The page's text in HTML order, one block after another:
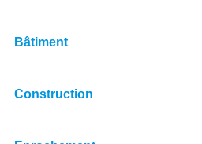
Bâtiment
Construction